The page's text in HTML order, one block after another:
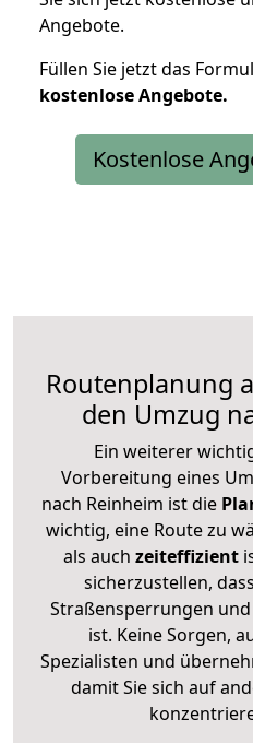
Angebote.
Füllen Sie jetzt das
kostenloseAngebote.
Kostenlose
Routenplanung
den Umzug
Ein weiterer
Vorbereitung eines
nach Reinheim ist die
wichtig, eine Route zu
als auch zeiteffizient
sicherzustellen,
Straßensperrungen
ist. Keine Sorgen,
Spezialisten und
damit Sie sich auf